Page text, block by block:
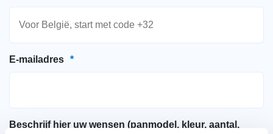
E-mailadres *
Beschrijf hier uw wensen (panmodel, kleur, aantal,